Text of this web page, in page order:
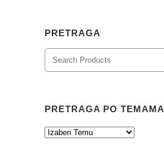
PRETRAGA
PRETRAGA PO TEMAMA